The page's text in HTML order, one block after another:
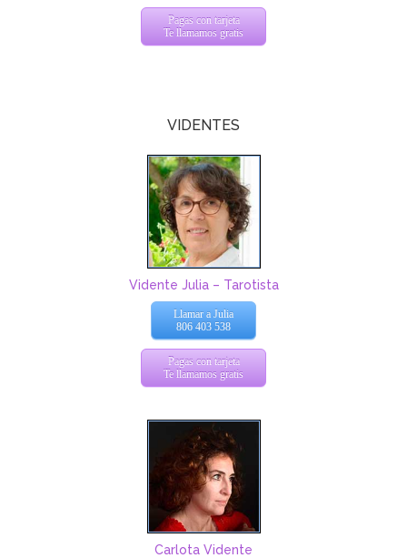
Pagas con tarjeta
Te llamamos gratis
VIDENTES
Vidente Julia – Tarotista
Llamar a Julia
806 403 538
Pagas con tarjeta
Te llamamos gratis
Carlota Vidente